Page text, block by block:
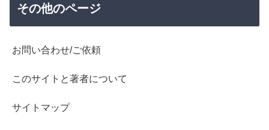
その他のページ
お問い合わせ/ご依頼
このサイトと著者について
サイトマップ